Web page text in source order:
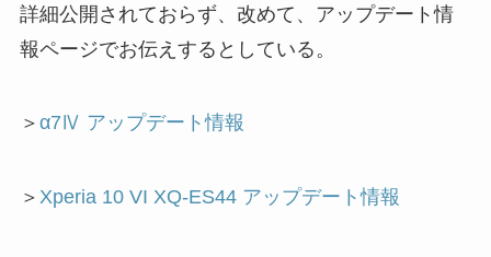
詳細公開されておらず、改めて、アップデート情
報ページでお伝えするとしている。
＞ α7Ⅳ アップデート情報
＞ Xperia 10 VI XQ-ES44 アップデート情報